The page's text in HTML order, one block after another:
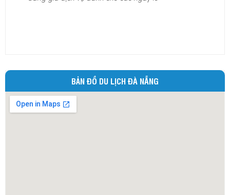
Quảng Bình
Quảng Ngãi
Quảng Ninh
BẢN ĐỒ DU LỊCH ĐÀ NẴNG